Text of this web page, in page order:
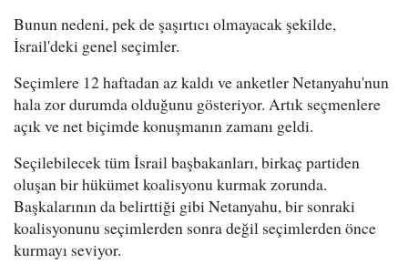
Bunun nedeni, pek de şaşırtıcı olmayacak şekilde,
İsrail'deki genel seçimler.
Seçimlere 12 haftadan az kaldı ve anketler Netanyahu'nun
hala zor durumda olduğunu gösteriyor. Artık seçmenlere
açık ve net biçimde konuşmanın zamanı geldi.
Seçilebilecek tüm İsrail başbakanları, birkaç partiden
oluşan bir hükümet koalisyonu kurmak zorunda.
Başkalarının da belirttiği gibi Netanyahu, bir sonraki
koalisyonunu seçimlerden sonra değil seçimlerden önce
kurmayı seviyor.